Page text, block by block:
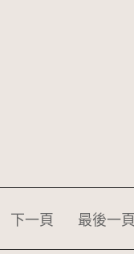
下一頁 最後一頁